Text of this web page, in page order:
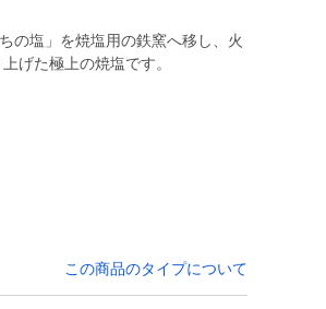
の塩」を焼塩用の鉄窯へ移し、火
げた極上の焼塩です。
この商品のタイプについて